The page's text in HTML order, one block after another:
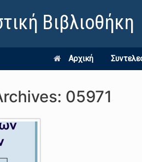
Βιβλιοθήκη
Αρχική
05971